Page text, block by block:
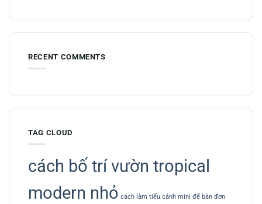
RECENT COMMENTS
TAG CLOUD
cách bố trí vườn tropical
modern nhỏ cách làm tiểu cảnh mini để bàn đơn